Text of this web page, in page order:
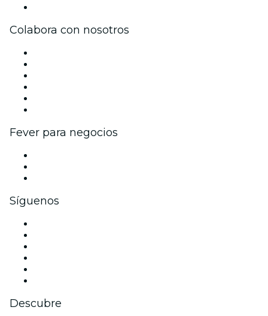
Colabora con nosotros
Fever para negocios
Síguenos
Descubre